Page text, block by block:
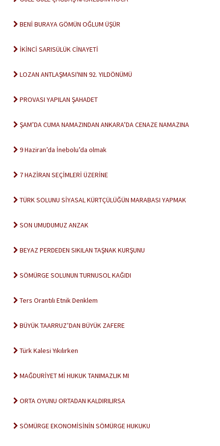
BENİ BURAYA GÖMÜN OĞLUM ÜŞÜR
İKİNCİ SARISÜLÜK CİNAYETİ
LOZAN ANTLAŞMASI'NIN 92. YILDÖNÜMÜ
PROVASI YAPILAN ŞAHADET
ŞAM’DA CUMA NAMAZINDAN ANKARA’DA CENAZE NAMAZINA
9 Haziran’da İnebolu’da olmak
7 HAZİRAN SEÇİMLERİ ÜZERİNE
TÜRK SOLUNU SİYASAL KÜRTÇÜLÜĞÜN MARABASI YAPMAK
SON UMUDUMUZ ANZAK
BEYAZ PERDEDEN SIKILAN TAŞNAK KURŞUNU
SÖMÜRGE SOLUNUN TURNUSOL KAĞIDI
Ters Orantılı Etnik Denklem
BÜYÜK TAARRUZ’DAN BÜYÜK ZAFERE
Türk Kalesi Yıkılırken
MAĞDURİYET Mİ HUKUK TANIMAZLIK MI
ORTA OYUNU ORTADAN KALDIRILIRSA
SÖMÜRGE EKONOMİSİNİN SÖMÜRGE HUKUKU